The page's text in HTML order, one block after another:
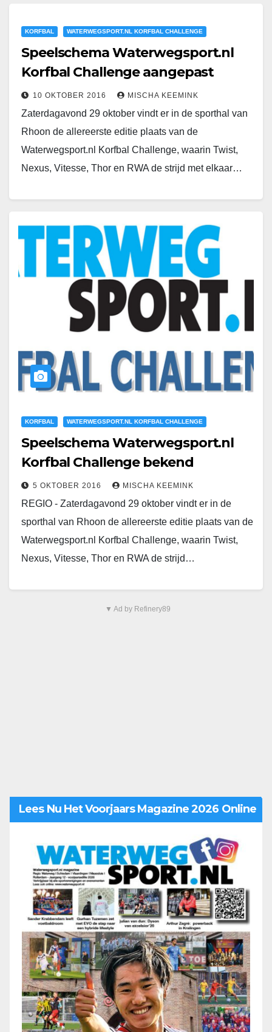
KORFBAL WATERWEGSPORT.NL KORFBAL CHALLENGE
Speelschema Waterwegsport.nl
Korfbal Challenge aangepast
10 OKTOBER 2016 MISCHA KEEMINK
Zaterdagavond 29 oktober vindt er in de sporthal van
Rhoon de allereerste editie plaats van de
Waterwegsport.nl Korfbal Challenge, waarin Twist,
Nexus, Vitesse, Thor en RWA de strijd met elkaar…
KORFBAL WATERWEGSPORT.NL KORFBAL CHALLENGE
Speelschema Waterwegsport.nl
Korfbal Challenge bekend
5 OKTOBER 2016 MISCHA KEEMINK
REGIO - Zaterdagavond 29 oktober vindt er in de
sporthal van Rhoon de allereerste editie plaats van de
Waterwegsport.nl Korfbal Challenge, waarin Twist,
Nexus, Vitesse, Thor en RWA de strijd…
▼ Ad by Refinery89
Lees Nu Het Voorjaars Magazine 2026 Online